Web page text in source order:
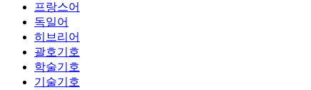
프랑스어
독일어
히브리어
괄호기호
학술기호
기술기호